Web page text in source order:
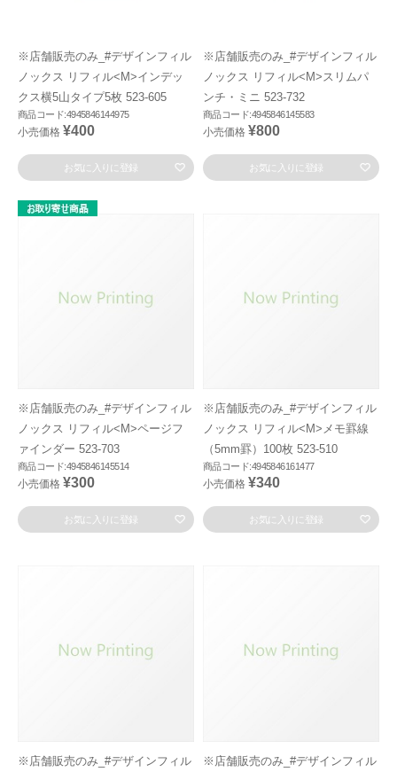
※店舗販売のみ_#デザインフィル
ノックス リフィル<M>インデッ
クス横5山タイプ5枚 523-605
商品コード:4945846144975
小売価格 ¥400
お気に入りに登録
※店舗販売のみ_#デザインフィル
ノックス リフィル<M>スリムパ
ンチ・ミニ 523-732
商品コード:4945846145583
小売価格 ¥800
お気に入りに登録
※店舗販売のみ_#デザインフィル
ノックス リフィル<M>ページフ
ァインダー 523-703
商品コード:4945846145514
小売価格 ¥300
お気に入りに登録
※店舗販売のみ_#デザインフィル
ノックス リフィル<M>メモ罫線
（5mm罫）100枚 523-510
商品コード:4945846161477
小売価格 ¥340
お気に入りに登録
※店舗販売のみ_#デザインフィル
※店舗販売のみ_#デザインフィル